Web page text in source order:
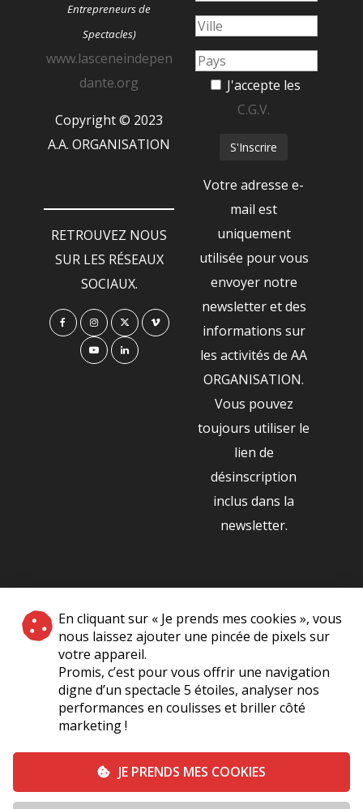
En cliquant sur « Je prends mes cookies », vous
nous laissez ajouter une pincée de pixels sur
votre appareil.
Promis, c’est pour vous offrir une navigation
digne d’un spectacle 5 étoiles, analyser nos
performances en coulisses et briller côté
marketing !
JE PRENDS MES COOKIES
Entrepreneurs de
Spectacles)
www.lasceneindepen
dante.org
Copyright © 2023
A.A. ORGANISATION
RETROUVEZ NOUS
SUR LES RÉSEAUX
SOCIAUX.
J'accepte les
C.G.V.
Votre adresse e-
mail est
uniquement
utilisée pour vous
envoyer notre
newsletter et des
informations sur
les activités de AA
ORGANISATION.
Vous pouvez
toujours utiliser le
lien de
désinscription
inclus dans la
newsletter.
NOS PARTENAIRES
|
Plan du site A Propos de Nous
Mentions légales Vie Privée